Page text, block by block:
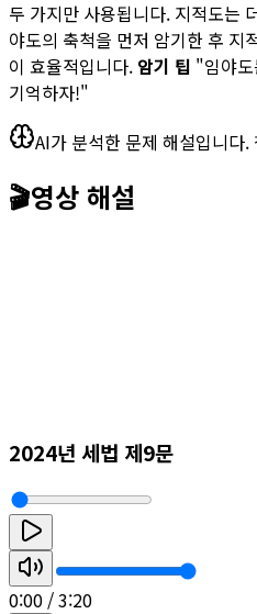
두 가지만 사용됩니다. 지적도는
야도의 축척을 먼저 암기한 후 지
이 효율적입니다. 암기 팁 "임야
기억하자!"
AI가 분석한 문제 해설입니다
🎬영상 해설
2024년 세법 제9문
0:00 /3:20